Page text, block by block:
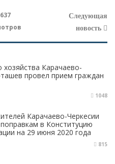
Следующая
новость
хозяйства Карачаево-
провел прием граждан
1048
Карачаево-Черкесии
в Конституцию
на 29 июня 2020 года
815